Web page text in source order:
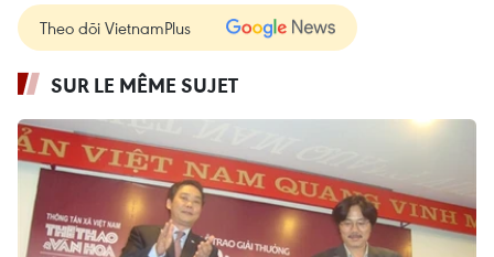
Theo dõi VietnamPlus
SUR LE MÊME SUJET